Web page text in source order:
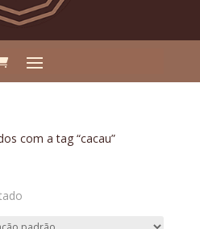
com a tag “cacau”